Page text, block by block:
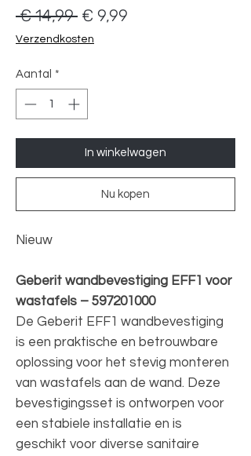
€ 14,99 Normale
prijs
€ 9,99
Verzendkosten
Aantal *
In winkelwagen
Nu kopen
Nieuw
Geberit wandbevestiging EFF1 voor
wastafels – 597201000
De Geberit EFF1 wandbevestiging
is een praktische en betrouwbare
oplossing voor het stevig monteren
van wastafels aan de wand. Deze
bevestigingsset is ontworpen voor
een stabiele installatie en is
geschikt voor diverse sanitaire